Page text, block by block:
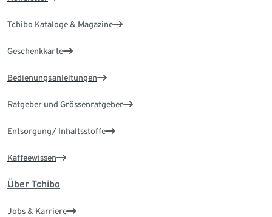
Tchibo Kataloge & Magazine
Geschenkkarte
Bedienungsanleitungen
Ratgeber und Grössenratgeber
Entsorgung/ Inhaltsstoffe
Kaffeewissen
Über Tchibo
Jobs & Karriere